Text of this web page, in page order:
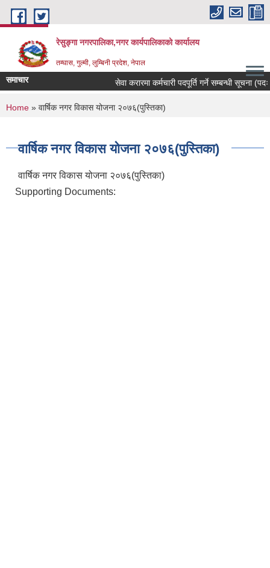
Skip to main content
रेसुङ्गा नगरपालिका,नगर कार्यपालिकाको कार्यालय
तम्घास, गुल्मी, लुम्बिनी प्रदेश, नेपाल
समाचार सेवा करारमा कर्मचारी पदपूर्ति गर्ने सम्बन्धी सूचना (पदः
You are here
Home » वार्षिक नगर विकास योजना २०७६(पुस्तिका)
वार्षिक नगर विकास योजना २०७६(पुस्तिका)
वार्षिक नगर विकास योजना २०७६(पुस्तिका)
Supporting Documents: